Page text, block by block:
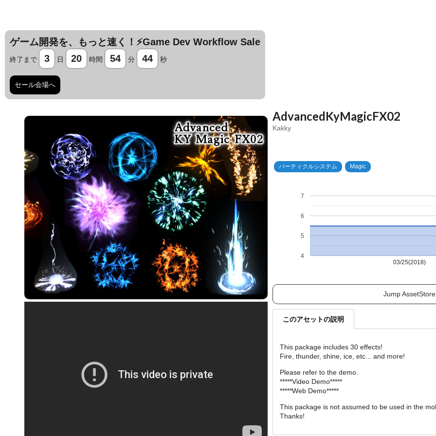
ゲーム開発を、もっと速く！⚡️Game Dev Workflow Sale
終了まで 3 日 20 時間 54 分 43 秒
セール会場へ
AdvancedKyMagicFX02
Kakky
パーティクルシステム Magic
03/25(2018)
4
5
6
7
Jump AssetStore
このアセットの説明
This package includes 30 effects!
Fire, thunder, shine, ice, etc... and more!
Please refer to the demo.
*****Video Demo*****
*****Web Demo*****
This package is not assumed to be used in the
Thanks!